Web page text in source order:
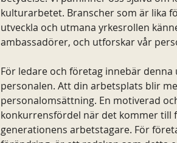
kulturarbetet. Branscher som är lika
utveckla och utmana yrkesrollen
ambassadörer, och utforskar vår
För ledare och företag innebär
personalen. Att din arbetsplats blir
personalomsättning. En motiverad
konkurrensfördel när det kommer till
generationens arbetstagare. För